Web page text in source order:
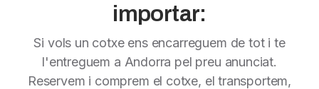
importar:
Si vols un cotxe ens encarreguem de tot i te
l'entreguem a Andorra pel preu anunciat.
Reservem i comprem el cotxe, el transportem,